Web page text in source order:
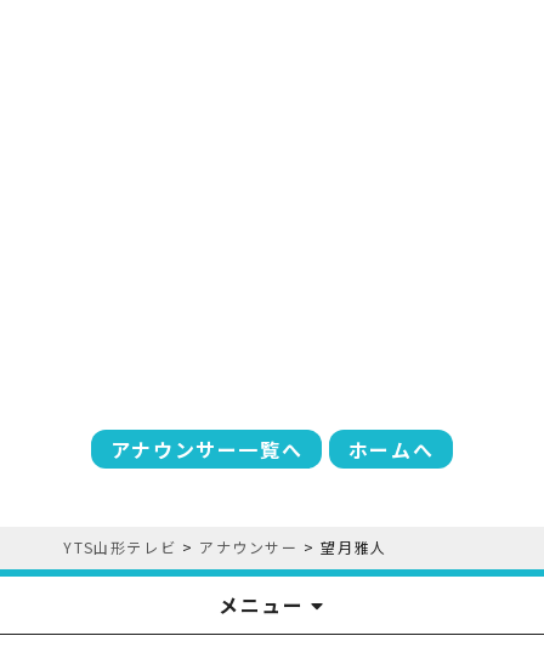
アナウンサー一覧へ ホームへ
YTS山形テレビ > アナウンサー >望月雅人
メニュー